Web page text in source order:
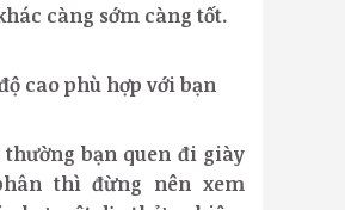
càng sớm càng tốt.
cao phù hợp với bạn
thường bạn quen đi giày
thì đừng nên xem